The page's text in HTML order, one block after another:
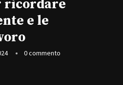
ricordare
e le
0 commento